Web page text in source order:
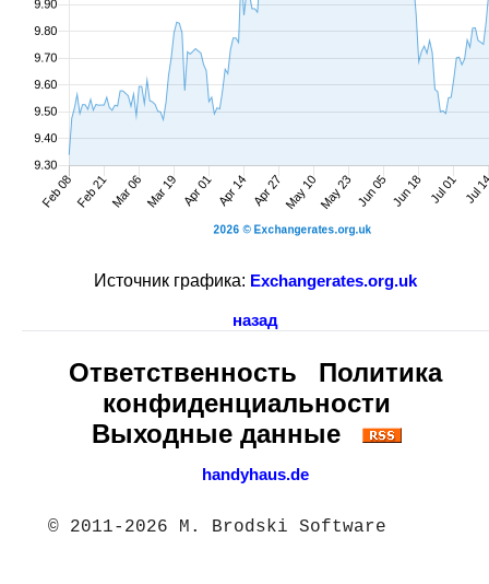
Источник графика: Exchangerates.org.uk
назад
Ответственность
Политика
конфиденциальности
Выходные данные
handyhaus.de
© 2011-2026 M. Brodski Software